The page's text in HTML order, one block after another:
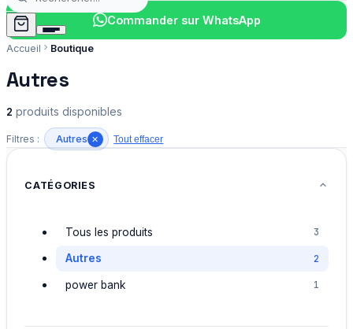
Chargement...
Commander sur WhatsApp
Accueil Boutique
Autres
2 produits disponibles
Filtres : Autres ✕ Tout effacer
CATÉGORIES
Tous les produits 3
Autres 2
power bank 1